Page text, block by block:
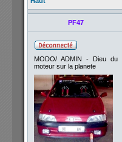
PF47
MODO/ ADMIN - Dieu du
moteur sur la planete